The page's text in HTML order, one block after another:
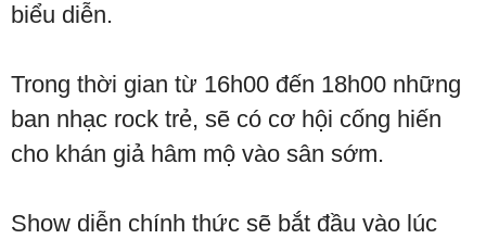
biểu diễn.
Trong thời gian từ 16h00 đến 18h00 những
ban nhạc rock trẻ, sẽ có cơ hội cống hiến
cho khán giả hâm mộ vào sân sớm.
Show diễn chính thức sẽ bắt đầu vào lúc